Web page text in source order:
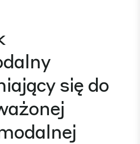
się do